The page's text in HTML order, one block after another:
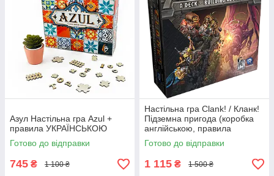
Азул Настільна гра Azul +
правила УКРАЇНСЬКОЮ
Готово до відправки
745 ₴ 1 100 ₴
Настільна гра Clank! / Кланк!
Підземна пригода (коробка
англійською, правила
російською або
УКРАЇНСЬКОЮ)
Готово до відправки
1 115 ₴ 1 500 ₴